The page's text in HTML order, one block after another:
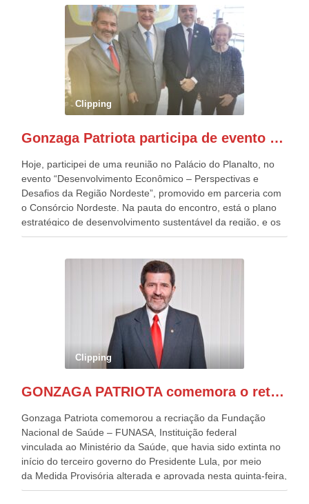
outros desfiles, na Esplanada dos Ministérios, disse ter sido
o deste ano, o maior e o mais organizado de todos. “Há
quatro décadas, como Patriota até no nome, participo
anualmente dos desfiles de Sete de Setembro, na
Esplanada dos Ministérios, em Brasília. Este ano, o governo
preparou espaços com cadeiras e coberturas, para 30.000
pessoas, só que o número de Patriotas Brasileiros
Independentes, dobrou na Esplanada. Eu, Lula e os
Patriota.
Clipping
Gonzaga Patriota participa de evento em prol do desenvolvimento do Nordeste
Hoje, participei de uma reunião no Palácio do Planalto, no
evento “Desenvolvimento Econômico – Perspectivas e
Desafios da Região Nordeste”, promovido em parceria com
o Consórcio Nordeste. Na pauta do encontro, está o plano
estratégico de desenvolvimento sustentável da região, e os
desafios para a elaboração de políticas públicas, que
evento contou com a presença do Vice-presidente Geraldo
Alckmin, que também ocupa o Ministério do
Desenvolvimento, Indústria, Comércio e Serviços, o ex
governador de Pernambuco, agora Presidente do Banco do
Nordeste, Paulo Câmara, o ex Deputado Federal, e
atualmente Superintendente da SUDENE, Danilo Cabral, da
Governadora de Pernambuco, Raquel Lyra, os ministros da
Casa Civil, Rui Costa, e da Integração e do Desenvolvimento
de todo Nordeste que também ajudam a fomentar o
Clipping
GONZAGA PATRIOTA comemora o retorno da FUNASA
Gonzaga Patriota comemorou a recriação da Fundação
Nacional de Saúde – FUNASA, Instituição federal
vinculada ao Ministério da Saúde, que havia sido extinta no
início do terceiro governo do Presidente Lula, por meio
da Medida Provisória alterada e aprovada nesta quinta-feira,
pelo Congresso Nacional. Gonzaga Patriota disse hoje em